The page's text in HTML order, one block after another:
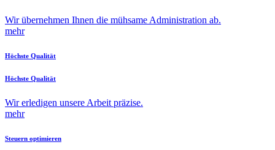
Wir übernehmen Ihnen die mühsame Administration ab.
mehr
Höchste Qualität
Höchste Qualität
Wir erledigen unsere Arbeit präzise.
mehr
Steuern optimieren